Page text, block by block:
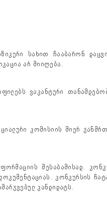
სახით ჩააბარონ
არ მიიღება.
ვაკანტური
კომისიის მიერ
შესაბამისად.
კონკურსის
კანდიდატს.